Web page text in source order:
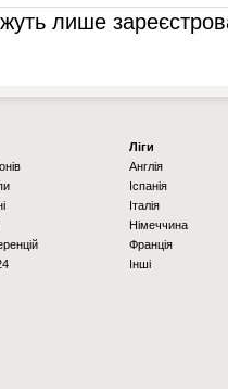
лише
Ліги
Англія
Іспанія
Італія
Німеччина
Франція
Інші